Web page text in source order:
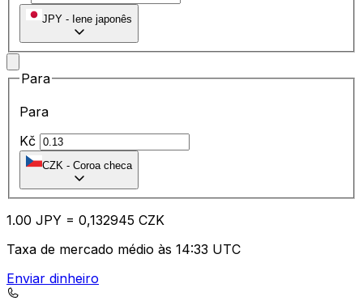
JPY - Iene japonês
Para
Para
Kč
CZK - Coroa checa
1.00 JPY = 0,132945 CZK
Taxa de mercado médio às 14:33 UTC
Enviar dinheiro